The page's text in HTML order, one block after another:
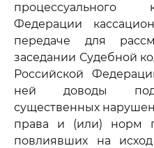
процессуального
Федерации
передаче для
заседании Судебной
Российской
ней доводы
существенных
права и (или) норм
повлиявших на